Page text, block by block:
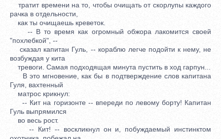
тратит времени на то, чтобы очищать от скорлупы каждого
рачка в отдельности,
как ты очищаешь креветок.
-- В то время как огромный обжора лакомится своей
"похлебкой", --
сказал капитан Гуль, -- кораблю легче подойти к нему, не
возбуждая у кита
тревоги. Самая подходящая минута пустить в ход гарпун...
В это мгновение, как бы в подтверждение слов капитана
Гуля, вахтенный
матрос крикнул:
-- Кит на горизонте -- впереди по левому борту! Капитан
Гуль выпрямился
во весь рост.
-- Кит! -- воскликнул он и, побуждаемый инстинктом